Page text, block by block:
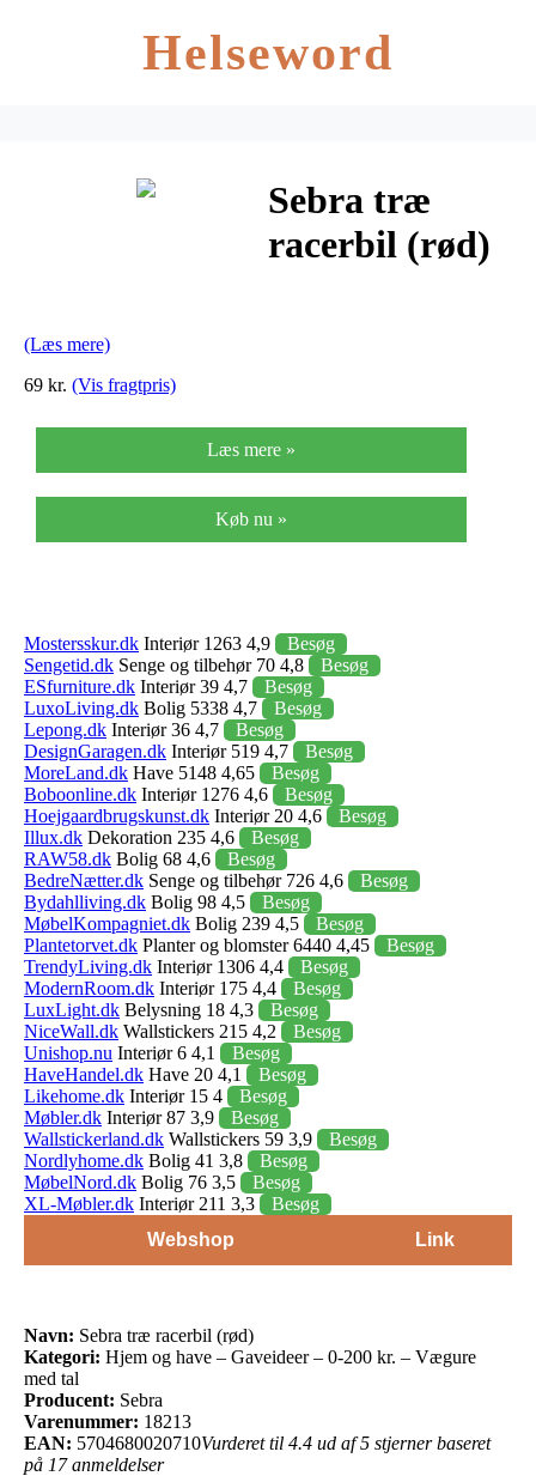
Helseword
Sebra træ
racerbil (rød)
(Læs mere)
69 kr. (Vis fragtpris)
Læs mere »
Køb nu »
Mostersskur.dk Interiør 1263 4,9
Besøg
Sengetid.dk Senge og tilbehør 70 4,8
Besøg
ESfurniture.dk Interiør 39 4,7
Besøg
LuxoLiving.dk Bolig 5338 4,7
Besøg
Lepong.dk Interiør 36 4,7
Besøg
DesignGaragen.dk Interiør 519 4,7
Besøg
MoreLand.dk Have 5148 4,65
Besøg
Boboonline.dk Interiør 1276 4,6
Besøg
Hoejgaardbrugskunst.dk Interiør 20 4,6
Besøg
Illux.dk Dekoration 235 4,6
Besøg
RAW58.dk Bolig 68 4,6
Besøg
BedreNætter.dk Senge og tilbehør 726 4,6
Besøg
Bydahlliving.dk Bolig 98 4,5
Besøg
MøbelKompagniet.dk Bolig 239 4,5
Besøg
Plantetorvet.dk Planter og blomster 6440 4,45
Besøg
TrendyLiving.dk Interiør 1306 4,4
Besøg
ModernRoom.dk Interiør 175 4,4
Besøg
LuxLight.dk Belysning 18 4,3
Besøg
NiceWall.dk Wallstickers 215 4,2
Besøg
Unishop.nu Interiør 6 4,1
Besøg
HaveHandel.dk Have 20 4,1
Besøg
Likehome.dk Interiør 15 4
Besøg
Møbler.dk Interiør 87 3,9
Besøg
Wallstickerland.dk Wallstickers 59 3,9
Besøg
Nordlyhome.dk Bolig 41 3,8
Besøg
MøbelNord.dk Bolig 76 3,5
Besøg
XL-Møbler.dk Interiør 211 3,3
Besøg
Webshop
Link
Navn: Sebra træ racerbil (rød)
Kategori: Hjem og have – Gaveideer – 0-200 kr. – Vægure
med tal
Producent: Sebra
Varenummer: 18213
EAN: 5704680020710Vurderet til 4.4 ud af 5 stjerner baseret
på 17 anmeldelser